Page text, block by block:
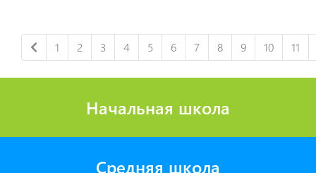
1 2 3 4 5 6 7 8 9 10 11
Начальная школа
Средняя школа